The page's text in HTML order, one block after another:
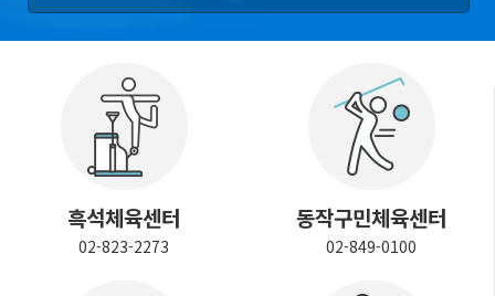
흑석체육센터
02-823-2273
동작구민체육센터
02-849-0100